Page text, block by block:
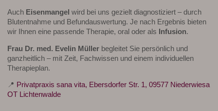
Auch Eisenmangel wird bei uns gezielt diagnostiziert – durch
Blutentnahme und Befundauswertung. Je nach Ergebnis bieten
wir Ihnen eine passende Therapie, oral oder als
Infusion.
Frau Dr. med. Evelin Müller begleitet Sie persönlich und
ganzheitlich – mit Zeit, Fachwissen und einem individuellen
Therapieplan.
📍 Privatpraxis sana vita, Ebersdorfer Str. 1, 09577 Niederwiesa
OT Lichtenwalde